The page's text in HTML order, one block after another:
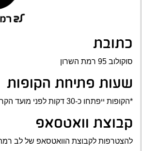
כתובת
סוקולוב 95 רמת השרון
שעות פתיחת הקופות
*הקופות ייפתחו כ-30 דקות לפני מועד הקרנת הסרט הראשון לאותו היום
קבוצת וואטסאפ
להצטרפות לקבוצת הוואטסאפ של לב